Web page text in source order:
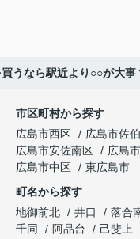
うなら駅近より○○が大事
市区町村から探す
広島市西区
広島市佐
広島市安佐南区
広島
広島市中区
東広島市
町名から探す
地御前北
井口 落合
千同
阿品台 己斐上